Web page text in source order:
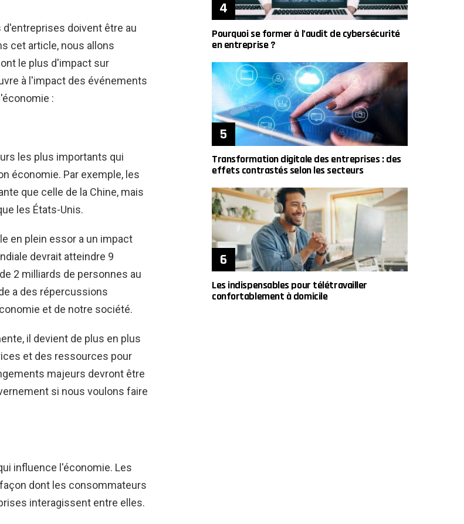
d'entreprises doivent être au
cet article, nous allons
le plus d'impact sur
à l'impact des événements
:
les plus importants qui
économie. Par exemple, les
que celle de la Chine, mais
les États-Unis.
en plein essor a un impact
devrait atteindre 9
2 milliards de personnes au
a des répercussions
et de notre société.
il devient de plus en plus
et des ressources pour
majeurs devront être
si nous voulons faire
influence l'économie. Les
dont les consommateurs
interagissent entre elles.
Pourquoi se former à l’audit de cybersécurité
en entreprise ?
Transformation digitale des entreprises : des
effets contrastés selon les secteurs
Les indispensables pour télétravailler
confortablement à domicile